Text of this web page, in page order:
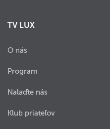
TV LUX
O nás
Program
Nalaďte nás
Klub priateľov